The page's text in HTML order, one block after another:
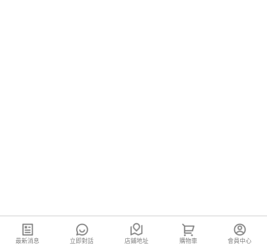
最新消息 立即對話 店鋪地址 購物車 會員中心